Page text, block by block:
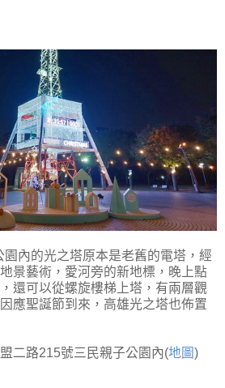
內的光之塔原本是老舊的電塔，經
景藝術，愛河旁的新地標，晚上點
還可以從螺旋樓梯上塔，有兩層觀
應聖誕節到來，高雄光之塔也佈置
二路215號三民親子公園內(地圖)